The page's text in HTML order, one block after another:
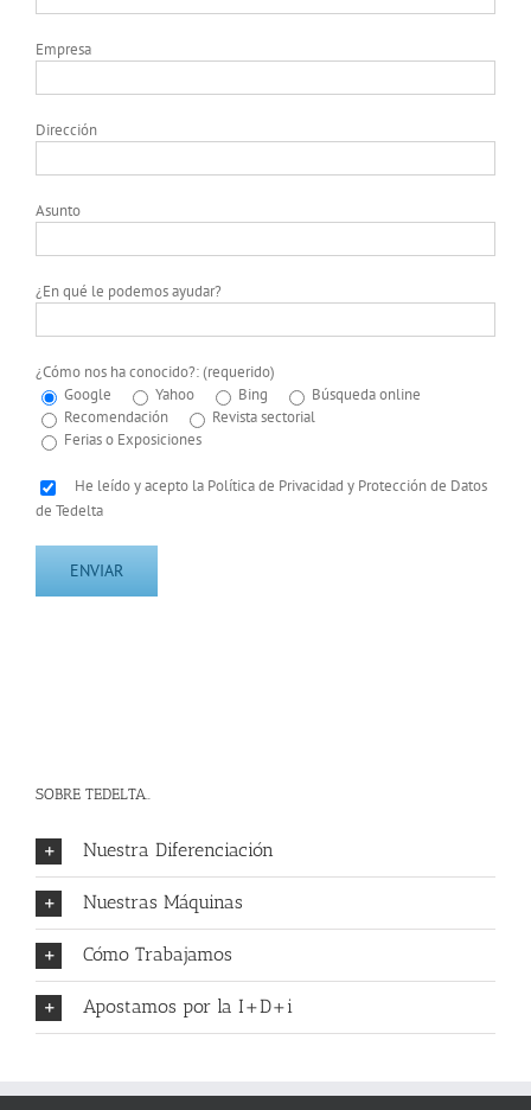
Empresa
Dirección
Asunto
¿En qué le podemos ayudar?
¿Cómo nos ha conocido?: (requerido)
Google
Yahoo Bing
Búsqueda online
Recomendación
Revista sectorial
Ferias o Exposiciones
He leído y acepto la Política de Privacidad y Protección de Datos
de Tedelta
SOBRE TEDELTA..
Nuestra Diferenciación
Nuestras Máquinas
Cómo Trabajamos
Apostamos por la I+D+i